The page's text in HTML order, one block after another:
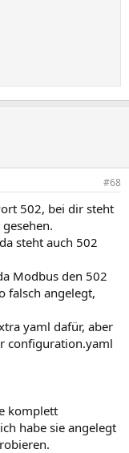
#68
502, bei dir steht
steht auch 502
Modbus den 502
falsch angelegt,
yaml dafür, aber
configuration.yaml
komplett
habe sie angelegt